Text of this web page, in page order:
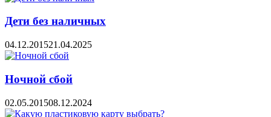
Дети без наличных
04.12.201521.04.2025
Ночной сбой
02.05.201508.12.2024